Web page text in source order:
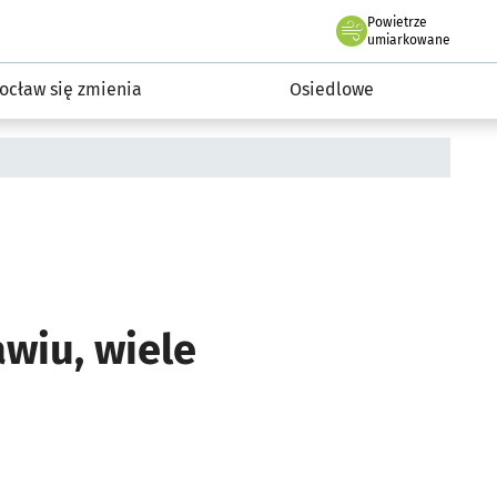
- miejskie inwestycje 2019-2032
Powietrze
we Wrocławiu
umiarkowane
się zmienia Osiedlowe
wiele